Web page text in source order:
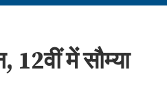
12वीं में सौम्या